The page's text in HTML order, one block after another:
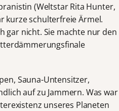
(Weltstar Rita Hunter,
kurze schulterfreie Ärmel.
gar nicht. Sie machte nur den
Sauna-Untensitzer,
auf zu Jammern. Was war
unseres Planeten